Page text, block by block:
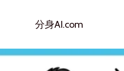
キ
分身AI.com